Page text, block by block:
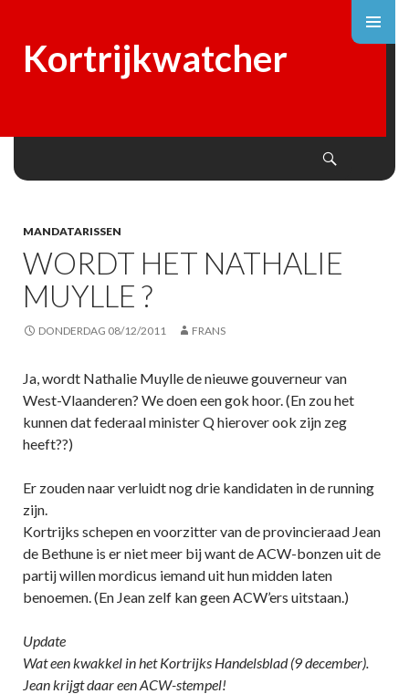
Kortrijkwatcher
MANDATARISSEN
WORDT HET NATHALIE
MUYLLE ?
DONDERDAG 08/12/2011 FRANS
Ja, wordt Nathalie Muylle de nieuwe gouverneur van
West-Vlaanderen? We doen een gok hoor. (En zou het
kunnen dat federaal minister Q hierover ook zijn zeg
heeft??)
Er zouden naar verluidt nog drie kandidaten in de running
zijn.
Kortrijks schepen en voorzitter van de provincieraad Jean
de Bethune is er niet meer bij want de ACW-bonzen uit de
partij willen mordicus iemand uit hun midden laten
benoemen. (En Jean zelf kan geen ACW’ers uitstaan.)
Update
Wat een kwakkel in het Kortrijks Handelsblad (9 december).
Jean krijgt daar een ACW-stempel!